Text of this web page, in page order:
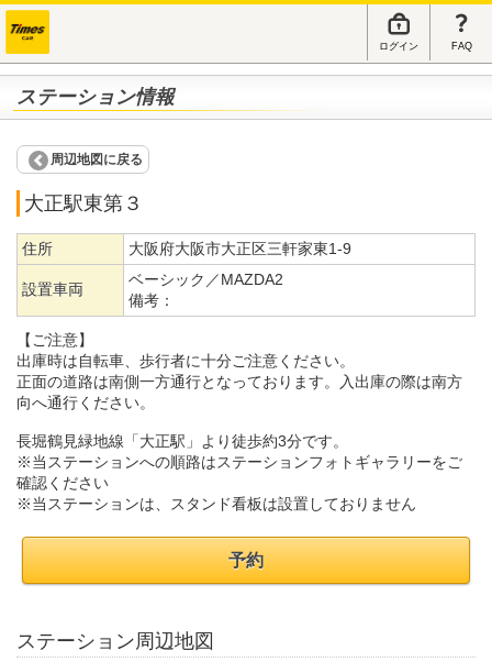
ログイン FAQ
ステーション情報
周辺地図に戻る
大正駅東第３
住所 大阪府大阪市大正区三軒家東1-9
設置車両
ベーシック／MAZDA2
備考：
【ご注意】
出庫時は自転車、歩行者に十分ご注意ください。
正面の道路は南側一方通行となっております。入出庫の際は南方
向へ通行ください。
長堀鶴見緑地線「大正駅」より徒歩約3分です。
※当ステーションへの順路はステーションフォトギャラリーをご
確認ください
※当ステーションは、スタンド看板は設置しておりません
予約
ステーション周辺地図